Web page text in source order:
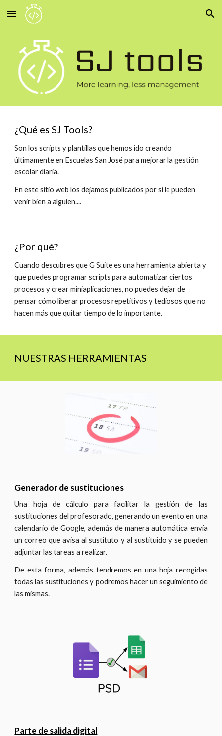
Skip to main content Skip to navigation
¿Qué es SJ Tools?
Son los scripts y plantillas que hemos ido creando
últimamente en Escuelas San José para mejorar la gestión
escolar diaria.
En este sitio web los dejamos publicados por si le pueden
venir bien a alguien....
¿Por qué?
Cuando descubres que G Suite es una herramienta abierta y
que puedes programar scripts para automatizar ciertos
procesos y crear miniaplicaciones, no puedes dejar de
pensar cómo liberar procesos repetitivos y tediosos que no
hacen más que quitar tiempo de lo importante.
NUESTRAS HERRAMIENTAS
Generador de sustituciones
Una hoja de cálculo para facilitar la gestión de las
sustituciones del profesorado, generando un evento en una
calendario de Google, además de manera automática envía
un correo que avisa al sustituto y al sustituido y se pueden
adjuntar las tareas a realizar.
De esta forma, además tendremos en una hoja recogidas
todas las sustituciones y podremos hacer un seguimiento de
las mismas.
Parte de salida digital